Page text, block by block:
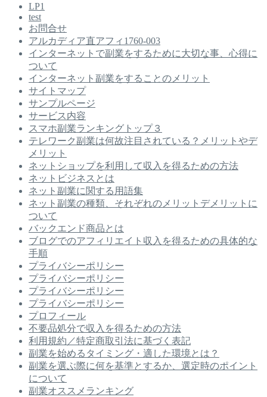
LP1
test
お問合せ
アルカディア直アフィ1760-003
インターネットで副業をするために大切な事、心得に
ついて
インターネット副業をすることのメリット
サイトマップ
サンプルページ
サービス内容
スマホ副業ランキングトップ３
テレワーク副業は何故注目されている？メリットやデ
メリット
ネットショップを利用して収入を得るための方法
ネットビジネスとは
ネット副業に関する用語集
ネット副業の種類、それぞれのメリットデメリットに
ついて
バックエンド商品とは
ブログでのアフィリエイト収入を得るための具体的な
手順
プライバシーポリシー
プライバシーポリシー
プライバシーポリシー
プライバシーポリシー
プロフィール
不要品処分で収入を得るための方法
利用規約／特定商取引法に基づく表記
副業を始めるタイミング・適した環境とは？
副業を選ぶ際に何を基準とするか、選定時のポイント
について
副業オススメランキング